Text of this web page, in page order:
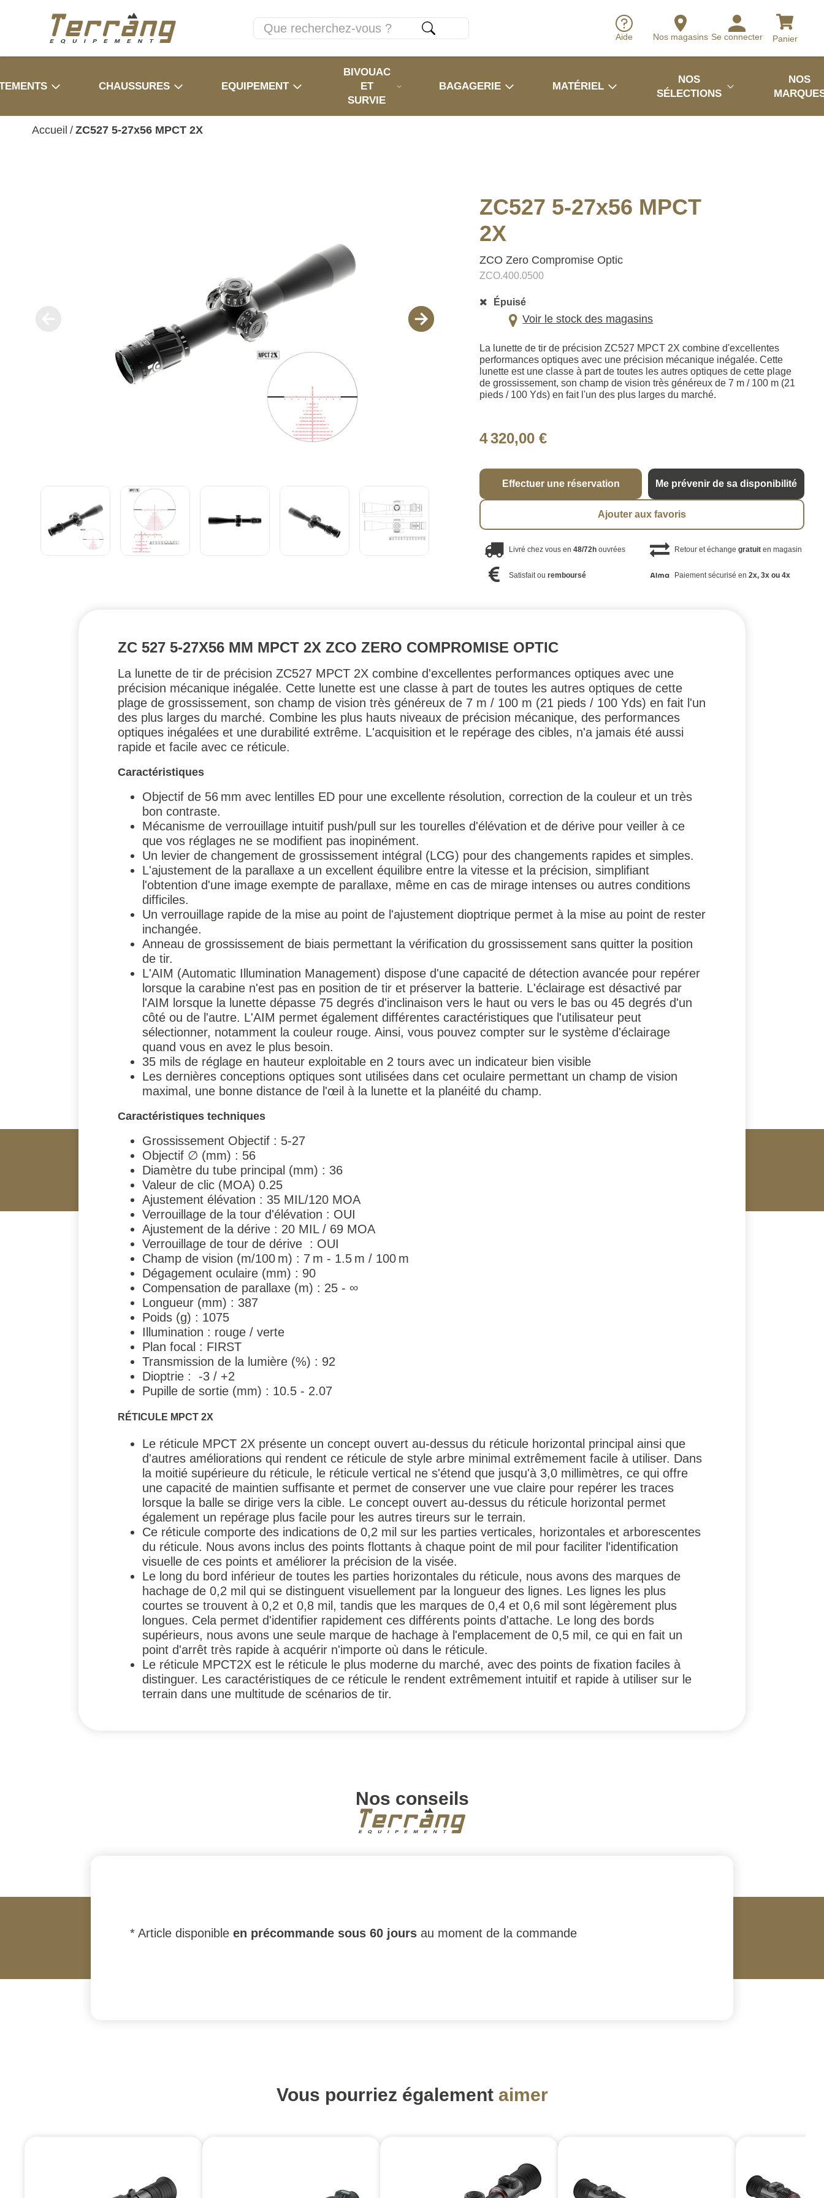
Aide Nos magasins Se connecter Panier
CHAUSSURES EQUIPEMENT
BIVOUAC
ET
SURVIE
BAGAGERIE MATÉRIEL
NOS
SÉLECTIONS
NOS
Accueil / ZC527 5-27x56 MPCT 2X
ZC527 5-27x56 MPCT
2X
ZCO Zero Compromise Optic
ZCO.400.0500
Épuisé
Voir le stock des magasins
La lunette de tir de précision ZC527 MPCT 2X combine d'excellentes
performances optiques avec une précision mécanique inégalée. Cette
lunette est une classe à part de toutes les autres optiques de cette plage
de grossissement, son champ de vision très généreux de 7 m / 100 m (21
pieds / 100 Yds) en fait l'un des plus larges du marché.
4 320,00 €
Effectuer une réservation Me prévenir de sa disponibilité
Ajouter aux favoris
Livré chez vous en48/72h ouvrées Retour et échange gratuiten magasin
Satisfait ouremboursé Paiement sécurisé en 2x, 3x ou 4x
ZC 527 5-27X56 MM MPCT 2X ZCO ZERO COMPROMISE OPTIC
La lunette de tir de précision ZC527 MPCT 2X combine d'excellentes performances optiques avec une
précision mécanique inégalée. Cette lunette est une classe à part de toutes les autres optiques de cette
plage de grossissement, son champ de vision très généreux de 7 m / 100 m (21 pieds / 100 Yds) en fait l'un
des plus larges du marché. Combine les plus hauts niveaux de précision mécanique, des performances
optiques inégalées et une durabilité extrême. L'acquisition et le repérage des cibles, n'a jamais été aussi
rapide et facile avec ce réticule.
Caractéristiques
Objectif de 56 mm avec lentilles ED pour une excellente résolution, correction de la couleur et un très
bon contraste.
Mécanisme de verrouillage intuitif push/pull sur les tourelles d'élévation et de dérive pour veiller à ce
que vos réglages ne se modifient pas inopinément.
Un levier de changement de grossissement intégral (LCG) pour des changements rapides et simples.
L'ajustement de la parallaxe a un excellent équilibre entre la vitesse et la précision, simplifiant
l'obtention d'une image exempte de parallaxe, même en cas de mirage intenses ou autres conditions
difficiles.
Un verrouillage rapide de la mise au point de l'ajustement dioptrique permet à la mise au point de rester
inchangée.
Anneau de grossissement de biais permettant la vérification du grossissement sans quitter la position
de tir.
L'AIM (Automatic Illumination Management) dispose d'une capacité de détection avancée pour repérer
lorsque la carabine n'est pas en position de tir et préserver la batterie. L'éclairage est désactivé par
l'AIM lorsque la lunette dépasse 75 degrés d'inclinaison vers le haut ou vers le bas ou 45 degrés d'un
côté ou de l'autre. L'AIM permet également différentes caractéristiques que l'utilisateur peut
sélectionner, notamment la couleur rouge. Ainsi, vous pouvez compter sur le système d'éclairage
quand vous en avez le plus besoin.
35 mils de réglage en hauteur exploitable en 2 tours avec un indicateur bien visible
Les dernières conceptions optiques sont utilisées dans cet oculaire permettant un champ de vision
maximal, une bonne distance de l'œil à la lunette et la planéité du champ.
Caractéristiques techniques
Grossissement Objectif : 5-27
Objectif ∅ (mm) : 56
Diamètre du tube principal (mm) : 36
Valeur de clic (MOA) 0.25
Ajustement élévation : 35 MIL/120 MOA
Verrouillage de la tour d'élévation : OUI
Ajustement de la dérive : 20 MIL / 69 MOA
Verrouillage de tour de dérive : OUI
Champ de vision (m/100 m) : 7 m - 1.5 m / 100 m
Dégagement oculaire (mm) : 90
Compensation de parallaxe (m) : 25 - ∞
Longueur (mm) : 387
Poids (g) : 1075
Illumination : rouge / verte
Plan focal : FIRST
Transmission de la lumière (%) : 92
Dioptrie : -3 / +2
Pupille de sortie (mm) : 10.5 - 2.07
RÉTICULE MPCT 2X
Le réticule MPCT 2X présente un concept ouvert au-dessus du réticule horizontal principal ainsi que
d'autres améliorations qui rendent ce réticule de style arbre minimal extrêmement facile à utiliser. Dans
la moitié supérieure du réticule, le réticule vertical ne s'étend que jusqu'à 3,0 millimètres, ce qui offre
une capacité de maintien suffisante et permet de conserver une vue claire pour repérer les traces
lorsque la balle se dirige vers la cible. Le concept ouvert au-dessus du réticule horizontal permet
également un repérage plus facile pour les autres tireurs sur le terrain.
Ce réticule comporte des indications de 0,2 mil sur les parties verticales, horizontales et arborescentes
du réticule. Nous avons inclus des points flottants à chaque point de mil pour faciliter l'identification
visuelle de ces points et améliorer la précision de la visée.
Le long du bord inférieur de toutes les parties horizontales du réticule, nous avons des marques de
hachage de 0,2 mil qui se distinguent visuellement par la longueur des lignes. Les lignes les plus
courtes se trouvent à 0,2 et 0,8 mil, tandis que les marques de 0,4 et 0,6 mil sont légèrement plus
longues. Cela permet d'identifier rapidement ces différents points d'attache. Le long des bords
supérieurs, nous avons une seule marque de hachage à l'emplacement de 0,5 mil, ce qui en fait un
point d'arrêt très rapide à acquérir n'importe où dans le réticule.
Le réticule MPCT2X est le réticule le plus moderne du marché, avec des points de fixation faciles à
distinguer. Les caractéristiques de ce réticule le rendent extrêmement intuitif et rapide à utiliser sur le
terrain dans une multitude de scénarios de tir.
Nos conseils
* Article disponible en précommande sous 60 jours au moment de la commande
Vous pourriez également aimer